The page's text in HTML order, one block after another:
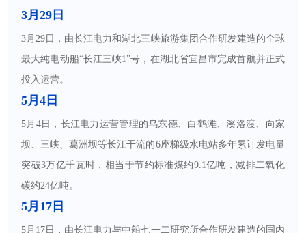
3月29日
3月29日，由长江电力和湖北三峡旅游集团合作研发建造的全球
最大纯电动船“长江三峡1”号，在湖北省宜昌市完成首航并正式
投入运营。
5月4日
5月4日，长江电力运营管理的乌东德、白鹤滩、溪洛渡、向家
坝、三峡、葛洲坝等长江干流的6座梯级水电站多年累计发电量
突破3万亿千瓦时，相当于节约标准煤约9.1亿吨，减排二氧化
碳约24亿吨。
5月17日
5月17日，由长江电力与中船七一二研究所合作研发建造的国内